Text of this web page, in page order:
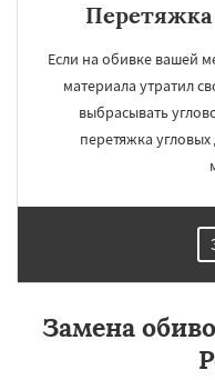
Если на обивке вашей
материала утратил
выбрасывать
перетяжка
Замена